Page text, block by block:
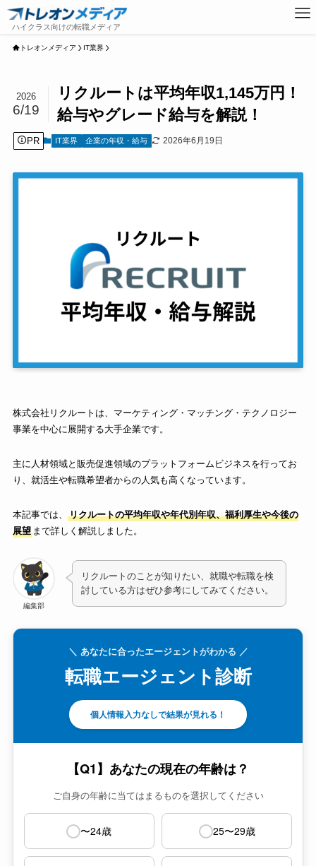
トレオンメディア IT業界
リクルートは平均年収1,145万円！
給与やグレード給与を解説！
2026
6/19
PR IT業界 企業の年収・給与 2026年6月19日
株式会社リクルートは、マーケティング・マッチング・テクノロジー
事業を中心に展開する大手企業です。
主に人材領域と販売促進領域のプラットフォームビジネスを行ってお
り、就活生や転職希望者からの人気も高くなっています。
本記事では、
リクルートの平均年収や年代別年収、福利厚生や今後の
展望まで詳しく解説しました。
編集部
リクルートのことが知りたい、就職や転職を検
討している方はぜひ参考にしてみてください。
＼ あなたに合ったエージェントがわかる ／
転職エージェント診断
個人情報入力なしで結果が見れる！
【Q1】あなたの現在の年齢は？
ご自身の年齢に当てはまるものを選択してください
〜24歳 25〜29歳